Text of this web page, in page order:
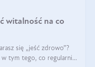
witalność na co
się „jeść zdrowo”?
tym tego, co regularnie